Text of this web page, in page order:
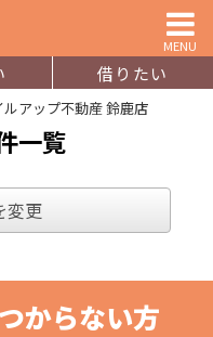
MENU
借りたい
アップ不動産 鈴鹿店
一覧
変更
からない方